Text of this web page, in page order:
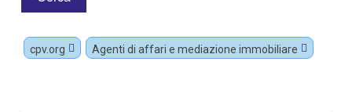
cpv.org Agenti di affari e mediazione immobiliare